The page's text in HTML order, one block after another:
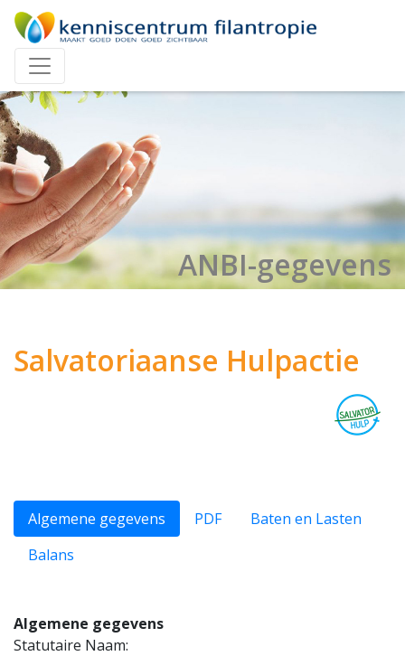
ANBI-gegevens
Salvatoriaanse Hulpactie
Algemene gegevens PDF
Baten en Lasten
Balans
Algemene gegevens
Statutaire Naam: